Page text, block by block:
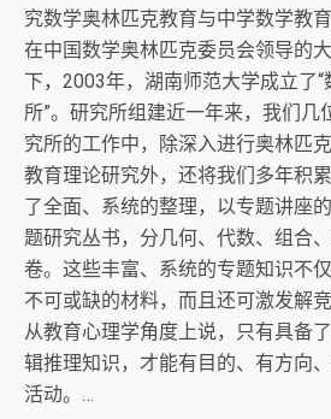
究数学奥林匹克教育与中学数学教
在中国数学奥林匹克委员会领导的
下，2003年，湖南师范大学成立了
所”。研究所组建近一年来，我们几
究所的工作中，除深入进行奥林匹
教育理论研究外，还将我们多年积
了全面、系统的整理，以专题讲座
题研究丛书，分几何、代数、组合
卷。这些丰富、系统的专题知识不
不可或缺的材料，而且还可激发解
从教育心理学角度上说，只有具备
辑推理知识，才能有目的、有方向
活动。…